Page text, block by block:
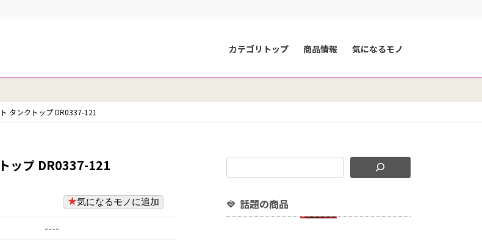
カテゴリトップ 商品情報 気になるモノ
タンクトップ DR0337-121
ップ DR0337-121
気になるモノに追加
----
話題の商品